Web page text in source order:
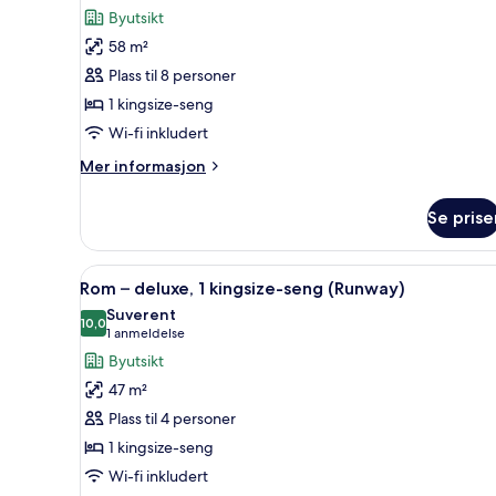
View)
bildene
av
Suite,
1
soverom
Byutsikt
58 m²
Plass til 8 personer
1 kingsize-seng
Wi-fi inkludert
Mer informasjon
Mer
1
soverom
Se
Åpne
alle
bildene
av
Rom
–
deluxe,
1
kingsize-
Rom – deluxe, 1 kingsize-
9
Rom – deluxe, 1 kingsize-seng (Runway)
10,010,0 av 10
Suverent
1 anmeldelse
(1
anmeldelse)
Byutsikt
47 m²
Plass til 4 personer
1 kingsize-seng
Wi-fi inkludert